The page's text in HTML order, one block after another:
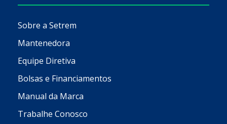
Sobre a Setrem
Mantenedora
Equipe Diretiva
Bolsas e Financiamentos
Manual da Marca
Trabalhe Conosco